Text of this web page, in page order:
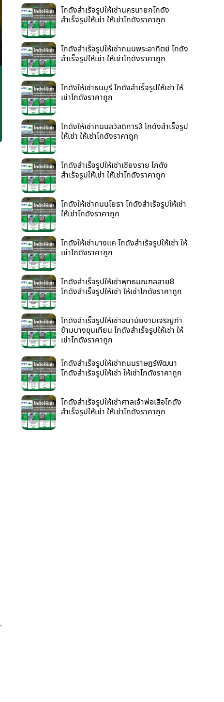
โกดังสำเร็จรูปให้เช่านครนายกโกดัง
สำเร็จรูปให้เช่า ให้เช่าโกดังราคาถูก
โกดังสำเร็จรูปให้เช่าถนนพระอาทิตย์ โกดัง
สำเร็จรูปให้เช่า ให้เช่าโกดังราคาถูก
โกดังให้เช่าธนบุรี โกดังสำเร็จรูปให้เช่า ให้
เช่าโกดังราคาถูก
โกดังให้เช่าถนนสวัสดิการ3 โกดังสำเร็จรูป
ให้เช่า ให้เช่าโกดังราคาถูก
โกดังสำเร็จรูปให้เช่าเชียงราย โกดัง
สำเร็จรูปให้เช่า ให้เช่าโกดังราคาถูก
โกดังให้เช่าถนนโยธา โกดังสำเร็จรูปให้เช่า
ให้เช่าโกดังราคาถูก
โกดังให้เช่าบางแค โกดังสำเร็จรูปให้เช่า ให้
เช่าโกดังราคาถูก
โกดังสำเร็จรูปให้เช่าพุทธมณฑลสาย8
โกดังสำเร็จรูปให้เช่า ให้เช่าโกดังราคาถูก
โกดังสำเร็จรูปให้เช่าอนามัยงามเจริญท่า
ข้ามบางขุนเทียน โกดังสำเร็จรูปให้เช่า ให้
เช่าโกดังราคาถูก
โกดังสำเร็จรูปให้เช่าถนนราษฎร์พัฒนา
โกดังสำเร็จรูปให้เช่า ให้เช่าโกดังราคาถูก
โกดังสำเร็จรูปให้เช่าศาลเจ้าพ่อเสือโกดัง
สำเร็จรูปให้เช่า ให้เช่าโกดังราคาถูก